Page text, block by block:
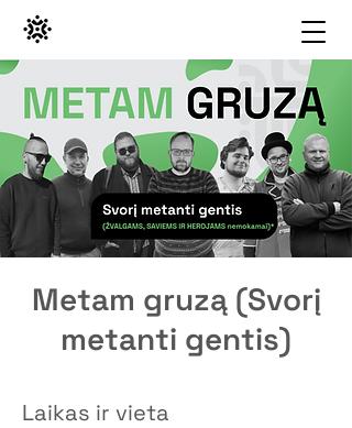
Metam gruzą (Svorį
metanti gentis)
Laikas ir vieta